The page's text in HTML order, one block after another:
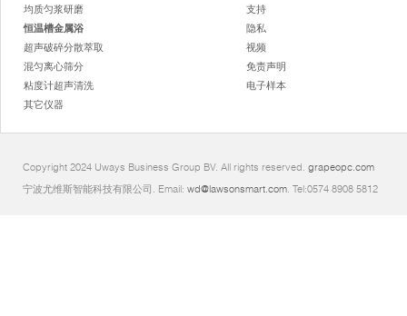
均质匀浆研磨
恒温槽金属浴
超声破碎分散萃取
混匀离心筛分
粘度计超声清洗
其它仪器
支持
隐私
视频
免责声明
电子样本
Copyright 2024 Uways Business Group BV. All rights reserved. grapeopc.com
宁波尤维斯智能科技有限公司. Email: wd@lawsonsmart.com. Tel:0574 8908 5812